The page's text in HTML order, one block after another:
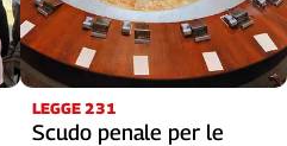
LEGGE 231
Scudo penale per le